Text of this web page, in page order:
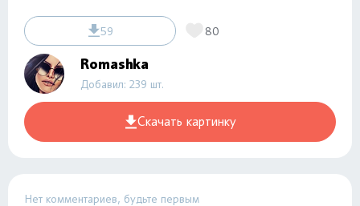
59 80
Romashka
Добавил: 239 шт.
Скачать картинку
Нет комментариев, будьте первым